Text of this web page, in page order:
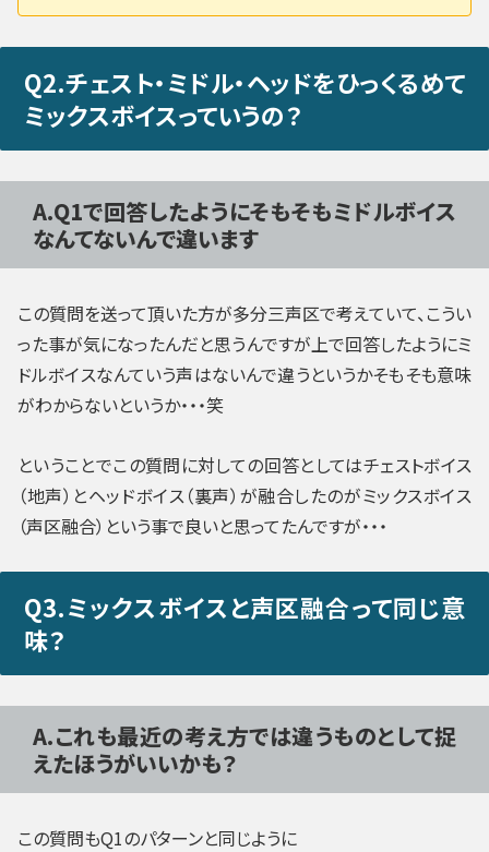
Q2.チェスト・ミドル・ヘッドをひっくるめて
ミックスボイスっていうの？
A.Q1で回答したようにそもそもミドルボイス
なんてないんで違います
この質問を送って頂いた方が多分三声区で考えていて、こうい
った事が気になったんだと思うんですが上で回答したようにミ
ドルボイスなんていう声はないんで違うというかそもそも意味
がわからないというか・・・笑
ということでこの質問に対しての回答としてはチェストボイス
（地声）とヘッドボイス（裏声）が融合したのがミックスボイス
（声区融合）という事で良いと思ってたんですが・・・
Q3.ミックスボイスと声区融合って同じ意
味？
A.これも最近の考え方では違うものとして捉
えたほうがいいかも？
この質問もQ1のパターンと同じように